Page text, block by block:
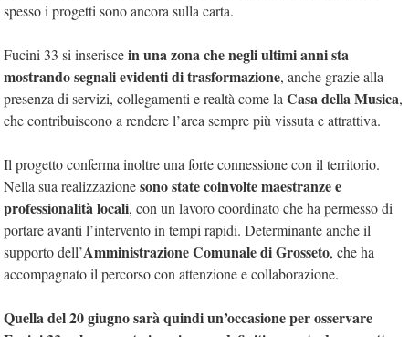
spesso i progetti sono ancora sulla carta.
Fucini 33 si inseriscein una zona che negli ultimi anni sta
mostrando segnali evidenti di trasformazione, anche grazie alla
presenza di servizi, collegamenti e realtà come la Casa della Musica,
che contribuiscono a rendere l’area sempre più vissuta e attrattiva.
Il progetto conferma inoltre una forte connessione con il territorio.
Nella sua realizzazionesono state coinvoltemaestranze e
professionalità locali, con un lavoro coordinato che ha permesso di
portare avanti l’intervento in tempi rapidi. Determinante anche il
supporto dell’Amministrazione Comunale di Grosseto, che ha
accompagnato il percorso con attenzione e collaborazione.
Quella del 20 giugno sarà quindi un’occasione per osservare